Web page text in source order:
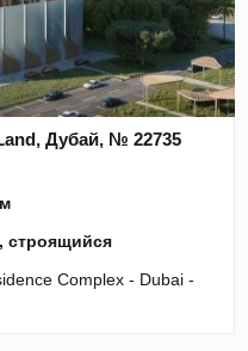
Дубай, № 22735
строящийся
Complex - Dubai -